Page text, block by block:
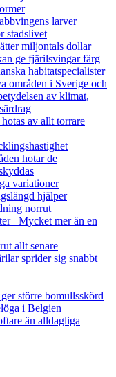
larver
stadslivet
miljontals dollar
ge fjärilsvingar färg
habitatspecialister
områden i Sverige och
av klimat,
av allt torrare
hotar de
variationer
hjälper
norrut
Mycket mer än en
allt senare
sprider sig snabbt
större bomullsskörd
i Belgien
än alldagliga